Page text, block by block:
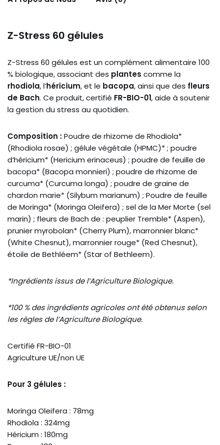
Z-Stress 60 gélules
Z-Stress 60 gélules est un complément alimentaire 100
% biologique, associant des plantes comme la
rhodiola, l’héricium, et le bacopa, ainsi que des fleurs
de Bach. Ce produit, certifié FR-BIO-01, aide à soutenir
la gestion du stress au quotidien.
Composition :Poudre de rhizome de Rhodiola*
(Rhodiola rosae) ; gélule végétale (HPMC)* ; poudre
d’héricium* (Hericium erinaceus) ; poudre de feuille de
bacopa* (Bacopa monnieri) ; poudre de rhizome de
curcuma* (Curcuma longa) ; poudre de graine de
chardon marie* (Silybum marianum) ; Poudre de feuille
de Moringa* (Moringa Oleifera) ; sel de la Mer Morte (sel
marin) ; fleurs de Bach de : peuplier Tremble* (Aspen),
prunier myrobolan* (Cherry Plum), marronnier blanc*
(White Chesnut), marronnier rouge* (Red Chesnut),
étoile de Bethléem* (Star of Bethleem).
*Ingrédients issus de l’Agriculture Biologique.
*100 % des ingrédients agricoles ont été obtenus selon
les règles de l’Agriculture Biologique.
Certifié FR-BIO-01
Agriculture UE/non UE
Pour 3 gélules :
Moringa Oleifera : 78mg
Rhodiola : 324mg
Héricium : 180mg